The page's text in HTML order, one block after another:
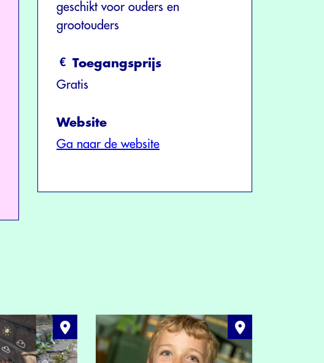
geschikt voor ouders en
grootouders
Toegangsprijs
Gratis
Website
Ga naar de website